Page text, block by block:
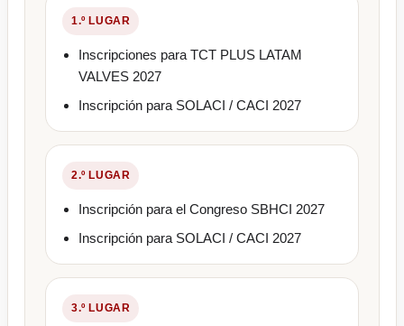
1.º LUGAR
Inscripciones para TCT PLUS LATAM
VALVES 2027
Inscripción para SOLACI / CACI 2027
2.º LUGAR
Inscripción para el Congreso SBHCI 2027
Inscripción para SOLACI / CACI 2027
3.º LUGAR